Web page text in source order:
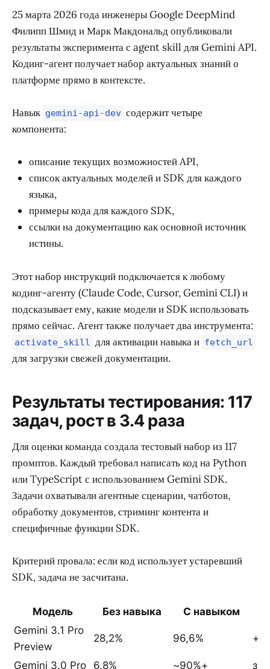
25 марта 2026 года инженеры Google DeepMind
Филипп Шмид и Марк Макдональд опубликовали
результаты эксперимента с agent skill для Gemini API.
Кодинг-агент получает набор актуальных знаний о
платформе прямо в контексте.
Навык gemini-api-dev содержит четыре
компонента:
описание текущих возможностей API,
список актуальных моделей и SDK для каждого
языка,
примеры кода для каждого SDK,
ссылки на документацию как основной источник
истины.
Этот набор инструкций подключается к любому
кодинг-агенту (Claude Code, Cursor, Gemini CLI) и
подсказывает ему, какие модели и SDK использовать
прямо сейчас. Агент также получает два инструмента:
activate_skill для активации навыка и fetch_url
для загрузки свежей документации.
Результаты тестирования: 117
задач, рост в 3.4 раза
Для оценки команда создала тестовый набор из 117
промптов. Каждый требовал написать код на Python
или TypeScript с использованием Gemini SDK.
Задачи охватывали агентные сценарии, чатботов,
обработку документов, стриминг контента и
специфичные функции SDK.
Критерий провала: если код использует устаревший
SDK, задача не засчитана.
Модель Без навыка С навыком
Gemini 3.1 Pro
Preview
28,2% 96,6%
Gemini 3.0 Pro 6,8% ~90%+